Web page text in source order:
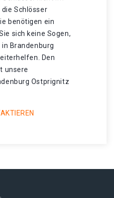
die Schlösser
benötigen ein
sich keine Sogen,
Brandenburg
Den
unsere
Ostprignitz